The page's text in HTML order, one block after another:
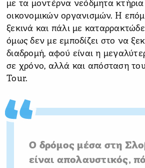
με τα μοντέρνα νεόδμητα
οικονομικών οργανισμών. Η
ξεκινά και πάλι με
όμως δεν με εμποδίζει στο να
διαδρομή, αφού είναι η
σε χρόνο, αλλά και απόσταση
Tour.
Ο δρόμος μέσα στη
είναι απολαυστικός,